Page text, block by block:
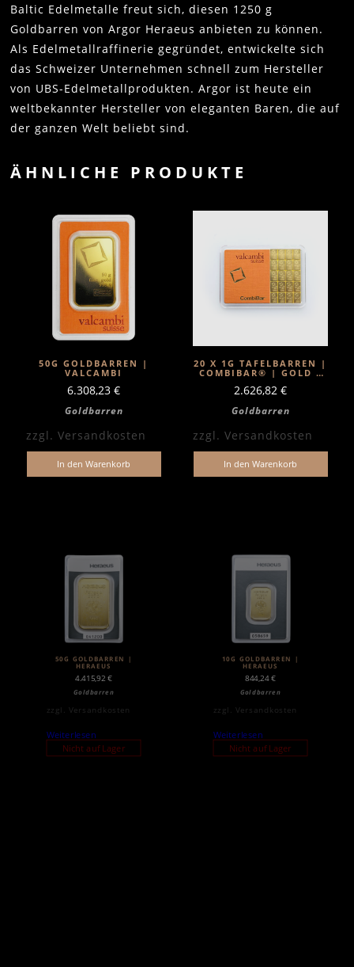
Baltic Edelmetalle freut sich, diesen 1250 g
Goldbarren von Argor Heraeus anbieten zu können.
Als Edelmetallraffinerie gegründet, entwickelte sich
das Schweizer Unternehmen schnell zum Hersteller
von UBS-Edelmetallprodukten. Argor ist heute ein
weltbekannter Hersteller von eleganten Baren, die auf
der ganzen Welt beliebt sind.
ÄHNLICHE PRODUKTE
50G GOLDBARREN |
VALCAMBI
6.308,23 €
Goldbarren
zzgl. Versandkosten
In den Warenkorb
20 X 1G TAFELBARREN |
COMBIBAR® | GOLD |
VALCAMBI
2.626,82 €
Goldbarren
zzgl. Versandkosten
In den Warenkorb
50G GOLDBARREN |
HERAEUS
4.415,92€
Goldbarren
zzgl. Versandkosten
Weiterlesen
Nicht auf Lager
10G GOLDBARREN |
HERAEUS
844,24€
Goldbarren
zzgl. Versandkosten
Weiterlesen
Nicht auf Lager